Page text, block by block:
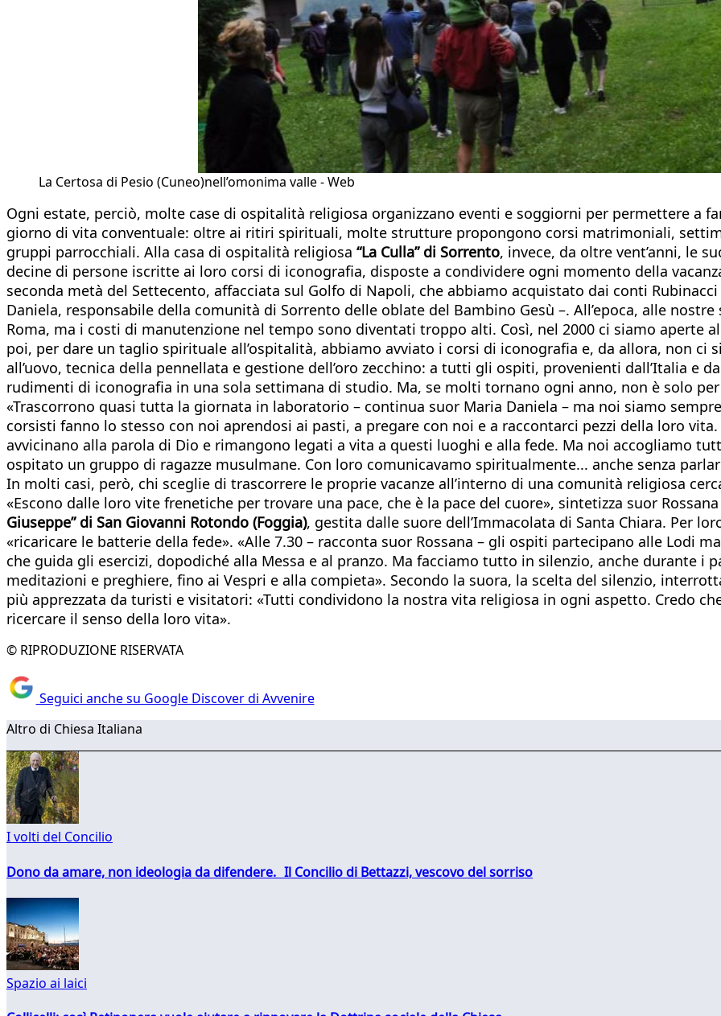
La Certosa di Pesio (Cuneo)nell’omonima valle - Web
Ogni estate, perciò, molte case di ospitalità religiosa organizzano eventi e soggiorni per permettere a
giorno di vita conventuale: oltre ai ritiri spirituali, molte strutture propongono corsi matrimoniali,
gruppi parrocchiali. Alla casa di ospitalità religiosa “La Culla” di Sorrento, invece, da oltre vent’anni, le
decine di persone iscritte ai loro corsi di iconografia, disposte a condividere ogni momento della
seconda metà del Settecento, affacciata sul Golfo di Napoli, che abbiamo acquistato dai conti
Daniela, responsabile della comunità di Sorrento delle oblate del Bambino Gesù –. All’epoca, alle
Roma, ma i costi di manutenzione nel tempo sono diventati troppo alti. Così, nel 2000 ci siamo aperte
poi, per dare un taglio spirituale all’ospitalità, abbiamo avviato i corsi di iconografia e, da allora, non ci
all’uovo, tecnica della pennellata e gestione dell’oro zecchino: a tutti gli ospiti, provenienti dall’Italia e
rudimenti di iconografia in una sola settimana di studio. Ma, se molti tornano ogni anno, non è solo
«Trascorrono quasi tutta la giornata in laboratorio – continua suor Maria Daniela – ma noi siamo
corsisti fanno lo stesso con noi aprendosi ai pasti, a pregare con noi e a raccontarci pezzi della loro
avvicinano alla parola di Dio e rimangono legati a vita a questi luoghi e alla fede. Ma noi accogliamo
ospitato un gruppo di ragazze musulmane. Con loro comunicavamo spiritualmente... anche senza
In molti casi, però, chi sceglie di trascorrere le proprie vacanze all’interno di una comunità religiosa
«Escono dalle loro vite frenetiche per trovare una pace, che è la pace del cuore», sintetizza suor
Giuseppe” di San Giovanni Rotondo (Foggia), gestita dalle suore dell’Immacolata di Santa Chiara. Per
«ricaricare le batterie della fede». «Alle 7.30 – racconta suor Rossana – gli ospiti partecipano alle Lodi
che guida gli esercizi, dopodiché alla Messa e al pranzo. Ma facciamo tutto in silenzio, anche durante i
meditazioni e preghiere, fino ai Vespri e alla compieta». Secondo la suora, la scelta del silenzio,
più apprezzata da turisti e visitatori: «Tutti condividono la nostra vita religiosa in ogni aspetto. Credo
ricercare il senso della loro vita».
© RIPRODUZIONE RISERVATA
Seguici anche su Google Discover di Avvenire
Altro di Chiesa Italiana
I volti del Concilio
Dono da amare, non ideologia da difendere. Il Concilio di Bettazzi, vescovo del sorriso
Spazio ai laici